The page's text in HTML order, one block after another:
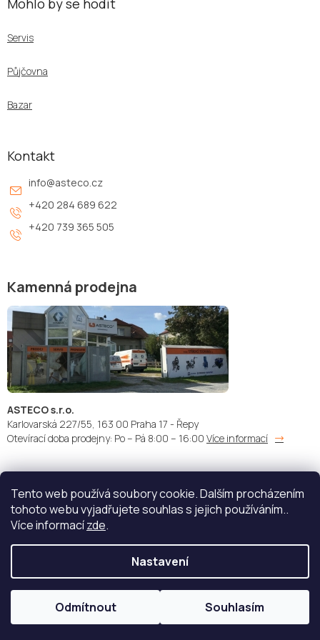
Tento web používá soubory cookie. Dalším procházením
tohoto webu vyjadřujete souhlas s jejich používáním..
Více informacízde.
Nastavení
Odmítnout Souhlasím
Mohlo by se hodit
Servis
Půjčovna
Bazar
Kontakt
info@asteco.cz
+420 284 689 622
+420 739 365 505
Kamenná prodejna
ASTECO s.r.o.
Karlovarská 227/55, 163 00 Praha 17 - Řepy
Otevírací doba prodejny: Po – Pá 8:00 – 16:00 Více informací
Doprava: Platba:
Vytvořil Shoptet | NakódovaleshopGuru
STŘÍKACÍ TECHNIKA - ASTECO s.r.o.
práva vyhrazena.Upravit nastavení cookies